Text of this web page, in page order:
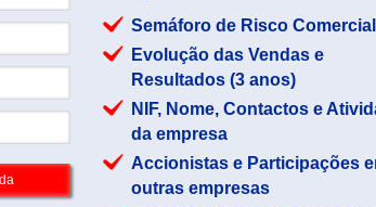
Semáforo de Risco Comercial
Evolução das Vendas e
Resultados (3 anos)
NIF, Nome, Contactos e
da empresa
Accionistas e Participações
outras empresas